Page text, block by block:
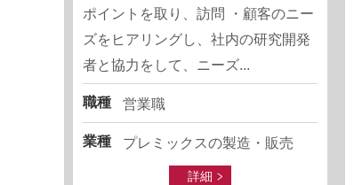
ポイントを取り、訪問 ・顧客のニー
ズをヒアリングし、社内の研究開発
者と協力をして、ニーズ...
職種 営業職
業種 プレミックスの製造・販売
詳細